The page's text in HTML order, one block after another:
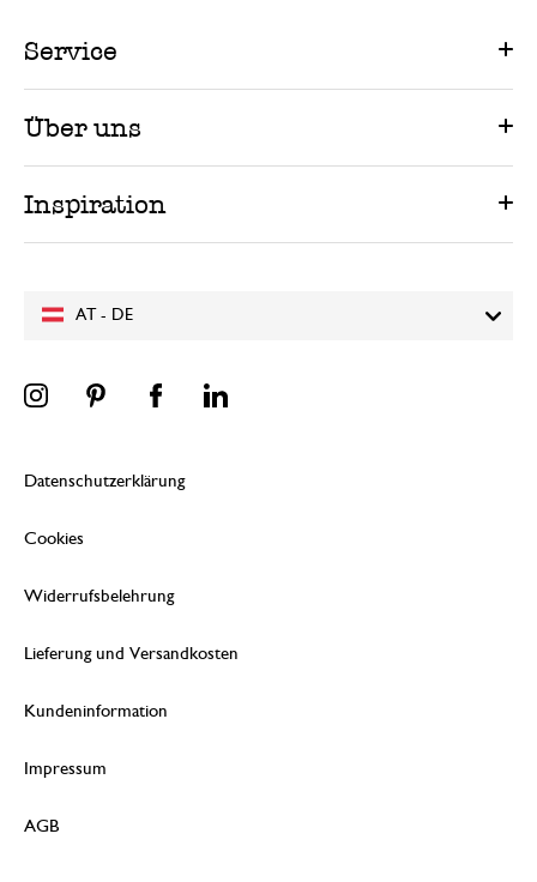
AT - DE
Service
Über uns
Inspiration
Datenschutzerklärung
Cookies
Widerrufsbelehrung
Lieferung und Versandkosten
Kundeninformation
Impressum
AGB